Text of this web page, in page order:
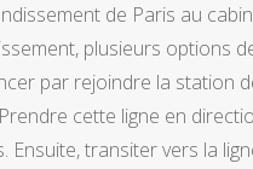
de Paris au
plusieurs options
par rejoindre la station
cette ligne en
transiter vers la